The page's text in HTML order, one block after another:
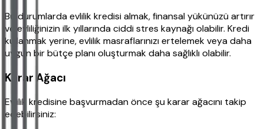
Bu durumlarda evlilik kredisi almak, finansal yükünüzü artırır
ve evliliğinizin ilk yıllarında ciddi stres kaynağı olabilir. Kredi
kullanmak yerine, evlilik masraflarınızı ertelemek veya daha
uygun bir bütçe planı oluşturmak daha sağlıklı olabilir.
Karar Ağacı
Evlilik kredisine başvurmadan önce şu karar ağacını takip
edebilirsiniz: